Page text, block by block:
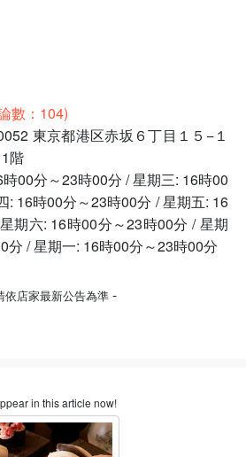
數：104)
東京都港区赤坂６丁目１５−１
階
00分～23時00分 / 星期三: 16時00
: 16時00分～23時00分 / 星期五: 16
期六: 16時00分～23時00分 / 星期
分 / 星期一: 16時00分～23時00分
依店家最新公告為準 -
in this article now!